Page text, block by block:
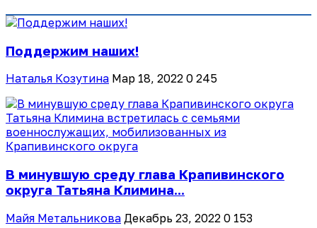
Поддержим наших!
Наталья Козутина Мар 18, 2022 0 245
В минувшую среду глава Крапивинского
округа Татьяна Климина...
Майя Метальникова Декабрь 23, 2022 0 153